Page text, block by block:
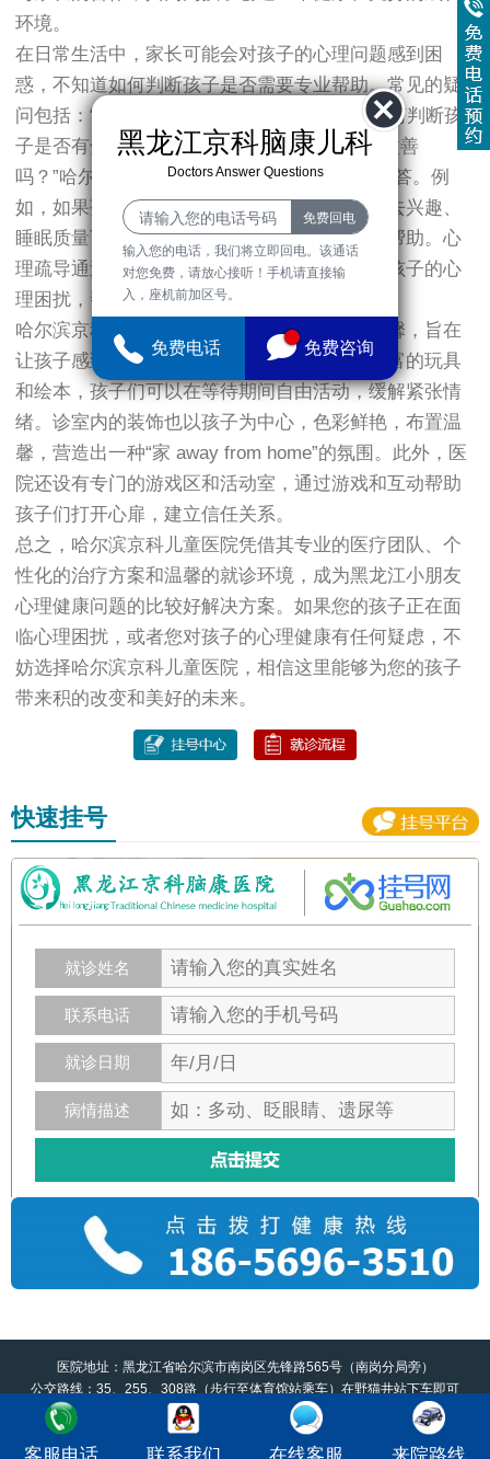
环境。
在日常生活中，家长可能会对孩子的心理问题感到困
惑，不知道如何判断孩子是否需要专业帮助。常见的疑
问包括：“孩子的情绪波动是正常现象吗？”“如何判断孩
子是否有焦虑症？”“心理疏导真的能帮助孩子改善
吗？”哈尔滨京科儿童医院为此提供了详细的解答。例
如，如果孩子长期表现出情绪低落、对活动失去兴趣、
睡眠质量下降等症状，家长应该及时寻求专业帮助。心
理疏导通过科学的方法和技术，能够有效缓解孩子的心
理困扰，帮助其更好地适应生活和学习。
哈尔滨京科儿童医院的环境设计充满童趣和温馨，旨在
让孩子感到放松和舒适。医院的候诊区配有丰富的玩具
和绘本，孩子们可以在等待期间自由活动，缓解紧张情
绪。诊室内的装饰也以孩子为中心，色彩鲜艳，布置温
馨，营造出一种“家 away from home”的氛围。此外，医
院还设有专门的游戏区和活动室，通过游戏和互动帮助
孩子们打开心扉，建立信任关系。
总之，哈尔滨京科儿童医院凭借其专业的医疗团队、个
性化的治疗方案和温馨的就诊环境，成为黑龙江小朋友
心理健康问题的比较好解决方案。如果您的孩子正在面
临心理困扰，或者您对孩子的心理健康有任何疑虑，不
妨选择哈尔滨京科儿童医院，相信这里能够为您的孩子
带来积的改变和美好的未来。
快速挂号
就诊姓名
联系电话
就诊日期
病情描述
医院地址：黑龙江省哈尔滨市南岗区先锋路565号（南岗分局旁）
公交路线：35、255、308路（步行至体育馆站乘车）在野猫井站下车即可
黑龙江京科脑康医院版权所有 如有转载或引用本站文章涉及版权问题，请与我们联
系。 本网站信息仅作
健康参考，并非医疗诊断和治疗依据，具体诊疗还请遵照经治医师意见
黑龙江京科脑康儿科
Doctors Answer Questions
输入您的电话，我们将立即回电。该通话
对您免费，请放心接听！手机请直接输
入，座机前加区号。
免费电话 免费咨询